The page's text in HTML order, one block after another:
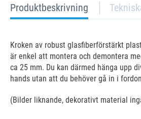
current
tab:
Produktbeskrivning
Kroken av robust glasfiberförstärkt
är enkel att montera och demontera
ca 25 mm. Du kan därmed hänga upp
hands utan att du behöver gå in i
(Bilder liknande, dekorativt material